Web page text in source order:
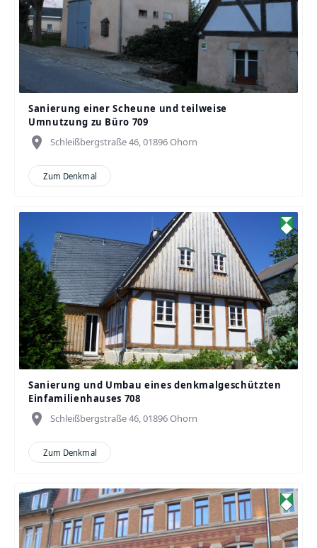
Sanierung einer Scheune und teilweise
Umnutzung zu Büro 709
place Schleißbergstraße 46, 01896 Ohorn
Zum Denkmal
Sanierung und Umbau eines denkmalgeschützten
Einfamilienhauses 708
place Schleißbergstraße 46, 01896 Ohorn
Zum Denkmal